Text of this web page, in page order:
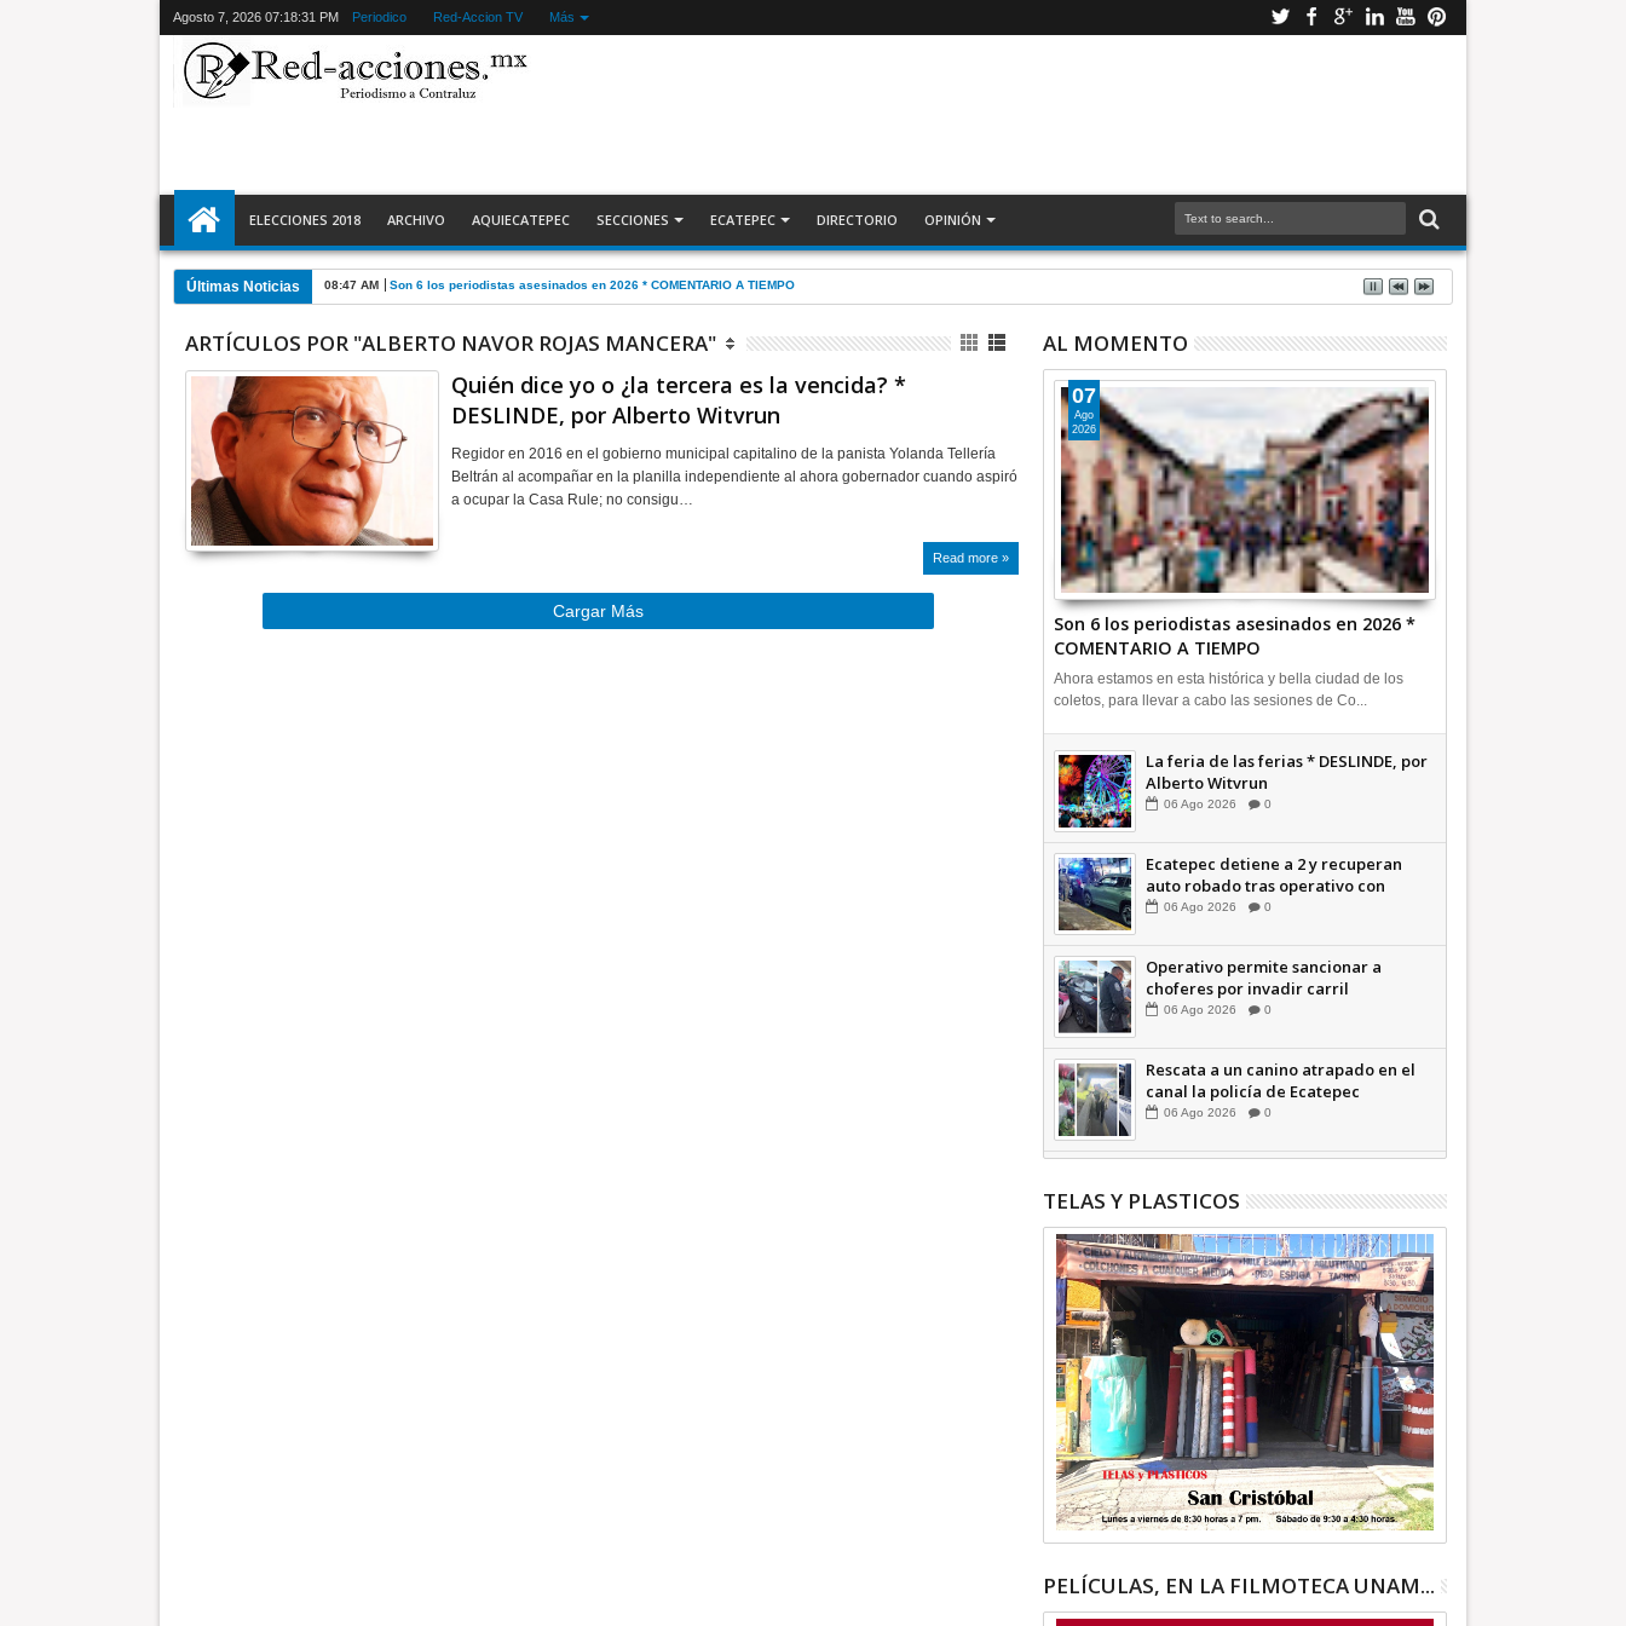
Agosto 7, 2026 07:18:32 PM Periodico Red-Accion TV Más
ELECCIONES 2018 ARCHIVO AQUIECATEPEC SECCIONES ECATEPEC DIRECTORIO OPINIÓN
Últimas Noticias 08:47 AM Son 6 los periodistas asesinados en 2026 * COMENTARIO A TIEMPO
ARTÍCULOS POR "ALBERTO NAVOR ROJAS MANCERA"
Quién dice yo o ¿la tercera es la vencida? *
DESLINDE, por Alberto Witvrun
Regidor en 2016 en el gobierno municipal capitalino de la panista Yolanda Tellería
Beltrán al acompañar en la planilla independiente al ahora gobernador cuando aspiró
a ocupar la Casa Rule; no consigu…
Read more »
Cargar Más
AL MOMENTO
Son 6 los periodistas asesinados en 2026 *
COMENTARIO A TIEMPO
07
Ago
2026
Ahora estamos en esta histórica y bella ciudad de los
coletos, para llevar a cabo las sesiones de Co...
La feria de las ferias * DESLINDE, por
Alberto Witvrun
06 Ago 2026 0
Ecatepec detiene a 2 y recuperan
auto robado tras operativo con
Tecámac +Video | INFORMATIVA
06 Ago 2026 0
Operativo permite sancionar a
choferes por invadir carril
confinado: Ecatepec +Video |
06 Ago 2026 0
Rescata a un canino atrapado en el
canal la policía de Ecatepec
INFORMATIVA
06 Ago 2026 0
TELAS Y PLASTICOS
PELÍCULAS, EN LA FILMOTECA UNAM...